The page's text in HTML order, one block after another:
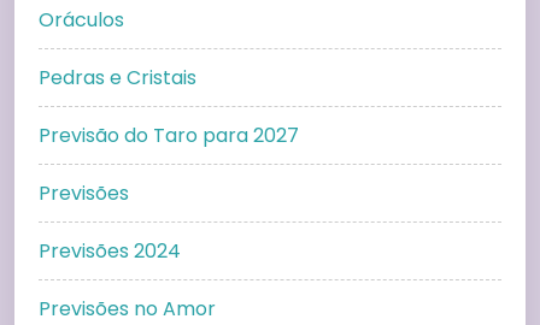
Oráculos
Pedras e Cristais
Previsão do Taro para 2027
Previsões
Previsões 2024
Previsões no Amor